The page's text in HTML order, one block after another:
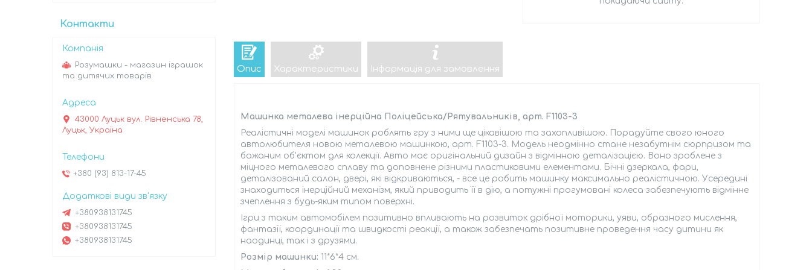
Опис Характеристики Інформація для замовлення
Машинка металева інерційна Поліцейська/Рятувальників, арт. F1103-3
Реалістичні моделі машинок роблять гру з ними ще цікавішою та захопливішою. Порадуйте свого юного
автолюбителя новою металевою машинкою, арт. F1103-3. Модель неодмінно стане незабутнім сюрпризом та
бажаним об'єктом для колекції. Авто має оригінальний дизайн з відмінною деталізацією. Воно зроблене з
міцного металевого сплаву та доповнене різними пластиковими елементами. Бічні дзеркала, фари,
деталізований салон, двері, які відкриваються, - все це робить машинку максимально реалістичною. Усередині
знаходиться інерційний механізм, який приводить її в дію, а потужні прогумовані колеса забезпечують відмінне
зчеплення з будь-яким типом поверхні.
Ігри з таким автомобілем позитивно впливають на розвиток дрібної моторики, уяви, образного мислення,
фантазії, координації та швидкості реакції, а також забезпечать позитивне проведення часу дитини як
наодинці, так і з друзями.
Розмір машинки: 11*6*4 см.
Контакти
Розумашки - магазин іграшок
та дитячих товарів
43000 Луцьк вул. Рівненська 78,
Луцьк, Україна
+380 (93) 813-17-45
+380938131745
+380938131745
+380938131745